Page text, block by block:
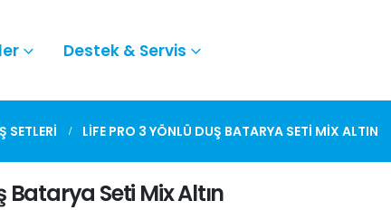
Destek & Servis
SETLERI LIFE PRO 3 YÖNLÜ DUŞ BATARYA SETI MIX ALTIN
Batarya Seti Mix Altın